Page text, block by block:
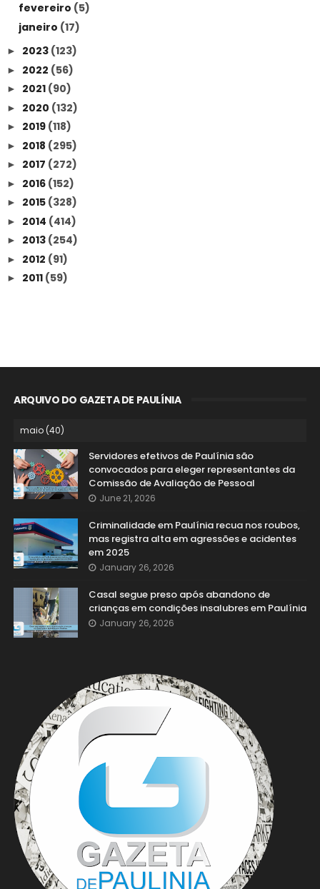
fevereiro (5)
janeiro (17)
► 2023 (123)
► 2022 (56)
► 2021 (90)
► 2020 (132)
► 2019 (118)
► 2018 (295)
► 2017 (272)
► 2016 (152)
► 2015 (328)
► 2014 (414)
► 2013 (254)
► 2012 (91)
► 2011 (59)
ARQUIVO DO GAZETA DE PAULÍNIA
Servidores efetivos de Paulínia são
convocados para eleger representantes da
Comissão de Avaliação de Pessoal
June 21, 2026
Criminalidade em Paulínia recua nos roubos,
mas registra alta em agressões e acidentes
em 2025
January 26, 2026
Casal segue preso após abandono de
crianças em condições insalubres em Paulínia
January 26, 2026